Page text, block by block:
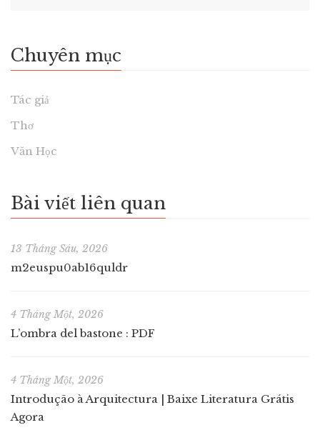
Chuyên mục
Tác giả
Thơ
Văn Học
Bài viết liên quan
13 Tháng Sáu, 2026
m2euspu0ab16quldr
4 Tháng Một, 2026
L’ombra del bastone : PDF
4 Tháng Một, 2026
Introdução à Arquitectura | Baixe Literatura Grátis
Agora